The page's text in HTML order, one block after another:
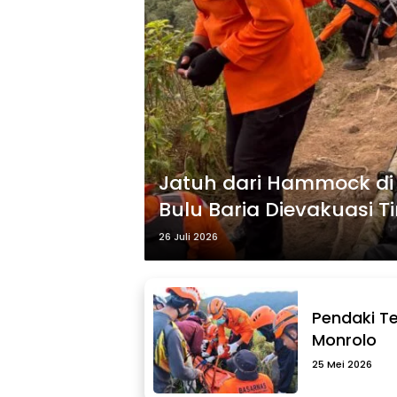
Jatuh dari Hammock
Bulu Baria Dievakuasi
26 Juli 2026
Pendaki
Monrolo
25 Mei 2026